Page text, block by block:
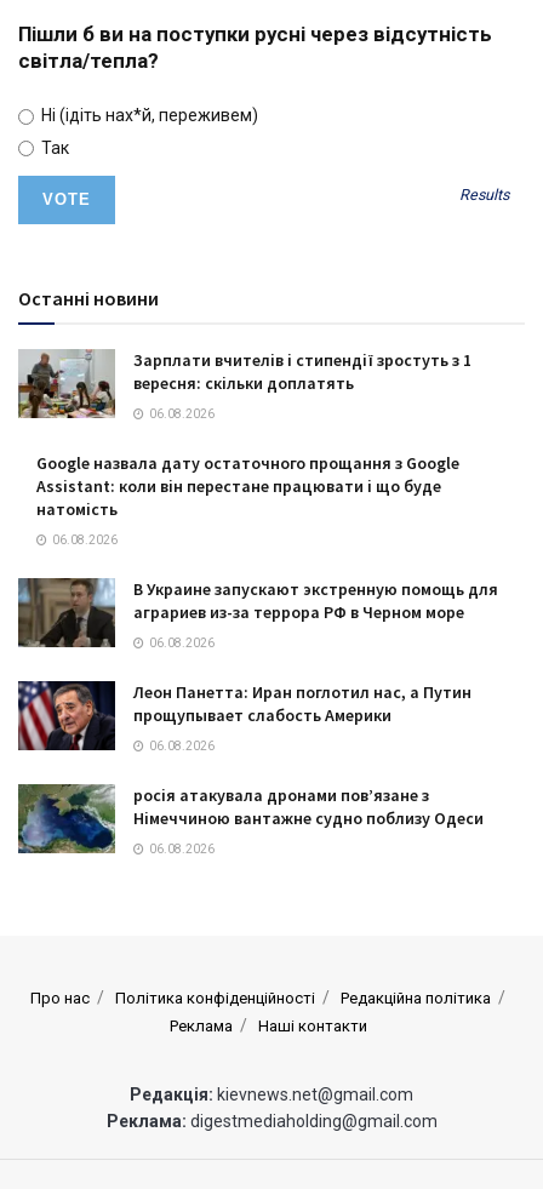
Пішли б ви на поступки русні через відсутність
світла/тепла?
Ні (ідіть нах*й, переживем)
Так
Results
Останні новини
Зарплати вчителів і стипендії зростуть з 1
вересня: скільки доплатять
06.08.2026
Google назвала дату остаточного прощання з Google
Assistant: коли він перестане працювати і що буде
натомість
06.08.2026
В Украине запускают экстренную помощь для
аграриев из-за террора РФ в Черном море
06.08.2026
Леон Панетта: Иран поглотил нас, а Путин
прощупывает слабость Америки
06.08.2026
росія атакувала дронами пов’язане з
Німеччиною вантажне судно поблизу Одеси
06.08.2026
Про нас Політика конфіденційності
Редакційна політика
Реклама
Наші контакти
Редакція: kievnews.net@gmail.com
Реклама: digestmediaholding@gmail.com